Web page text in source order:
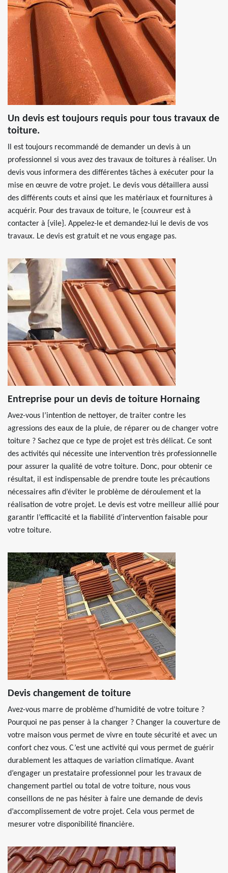
Un devis est toujours requis pour tous travaux de
toiture.
Il est toujours recommandé de demander un devis à un
professionnel si vous avez des travaux de toitures à réaliser. Un
devis vous informera des différentes tâches à exécuter pour la
mise en œuvre de votre projet. Le devis vous détaillera aussi
des différents couts et ainsi que les matériaux et fournitures à
acquérir. Pour des travaux de toiture, le {couvreur est à
contacter à {vile}. Appelez-le et demandez-lui le devis de vos
travaux. Le devis est gratuit et ne vous engage pas.
Entreprise pour un devis de toiture Hornaing
Avez-vous l’intention de nettoyer, de traiter contre les
agressions des eaux de la pluie, de réparer ou de changer votre
toiture ? Sachez que ce type de projet est très délicat. Ce sont
des activités qui nécessite une intervention très professionnelle
pour assurer la qualité de votre toiture. Donc, pour obtenir ce
résultat, il est indispensable de prendre toute les précautions
nécessaires afin d’éviter le problème de déroulement et la
réalisation de votre projet. Le devis est votre meilleur allié pour
garantir l’efficacité et la fiabilité d’intervention faisable pour
votre toiture.
Devis changement de toiture
Avez-vous marre de problème d’humidité de votre toiture ?
Pourquoi ne pas penser à la changer ? Changer la couverture de
votre maison vous permet de vivre en toute sécurité et avec un
confort chez vous. C’est une activité qui vous permet de guérir
durablement les attaques de variation climatique. Avant
d’engager un prestataire professionnel pour les travaux de
changement partiel ou total de votre toiture, nous vous
conseillons de ne pas hésiter à faire une demande de devis
d’accomplissement de votre projet. Cela vous permet de
mesurer votre disponibilité financière.